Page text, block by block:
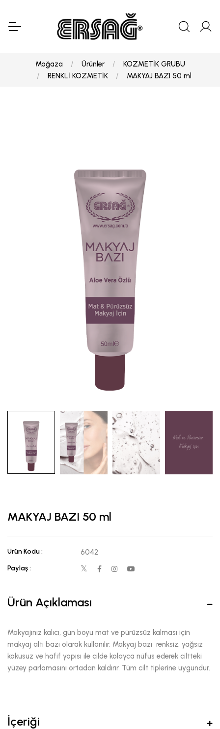
Mağaza Ürünler
KOZMETİK GRUBU
RENKLİ KOZMETİK
MAKYAJ BAZI 50 ml
MAKYAJ BAZI 50 ml
Ürün Kodu : 6042
Paylaş :
Ürün Açıklaması
Makyajınız kalıcı, gün boyu mat ve pürüzsüz kalması için
makyaj altı bazı olarak kullanılır. Makyaj bazı renksiz, yağsız
kokusuz ve hafif yapısı ile cilde kolayca nüfus ederek ciltteki
yüzey parlamasını ortadan kaldırır. Tüm cilt tiplerine uygundur.
İçeriği